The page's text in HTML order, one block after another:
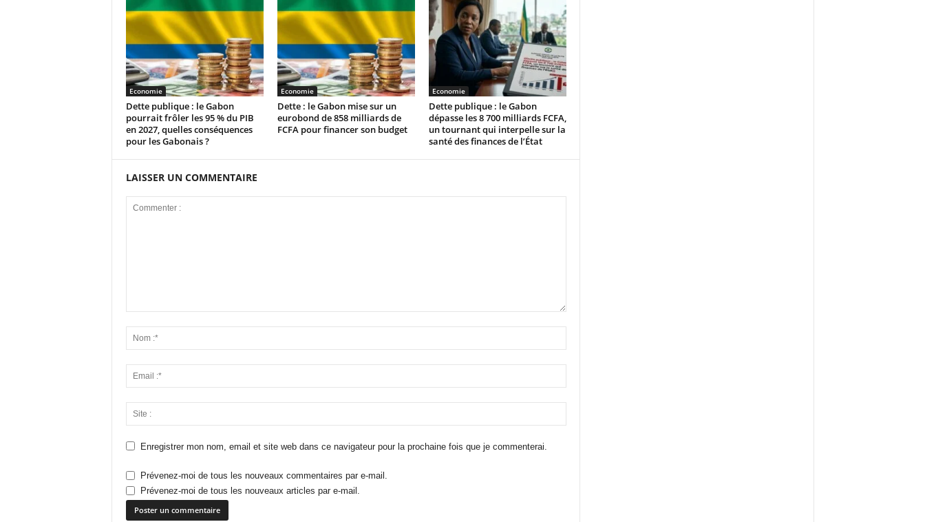
Economie
Dette publique : le Gabon
pourrait frôler les 95 % du PIB
en 2027, quelles conséquences
pour les Gabonais ?
Economie
Dette : le Gabon mise sur un
eurobond de 858 milliards de
FCFA pour financer son budget
Economie
Dette publique : le Gabon
dépasse les 8 700 milliards FCFA,
un tournant qui interpelle sur la
santé des finances de l’État
LAISSER UN COMMENTAIRE
Enregistrer mon nom, email et site web dans ce navigateur pour la prochaine fois que je commenterai.
Prévenez-moi de tous les nouveaux commentaires par e-mail.
Prévenez-moi de tous les nouveaux articles par e-mail.